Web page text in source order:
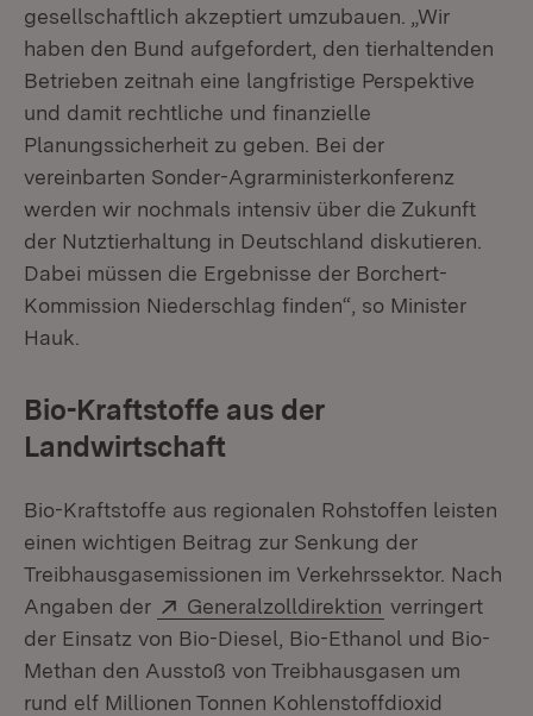
gesellschaftlich akzeptiert umzubauen. „Wir
haben den Bund aufgefordert, den tierhaltenden
Betrieben zeitnah eine langfristige Perspektive
und damit rechtliche und finanzielle
Planungssicherheit zu geben. Bei der
vereinbarten Sonder-Agrarministerkonferenz
werden wir nochmals intensiv über die Zukunft
der Nutztierhaltung in Deutschland diskutieren.
Dabei müssen die Ergebnisse der Borchert-
Kommission Niederschlag finden“, so Minister
Hauk.
Bio-Kraftstoffe aus der
Landwirtschaft
Bio-Kraftstoffe aus regionalen Rohstoffen leisten
einen wichtigen Beitrag zur Senkung der
Treibhausgasemissionen im Verkehrssektor. Nach
Angaben der
Extern:
Generalzolldirektion (Öffnet in
verringert
der Einsatz von Bio-Diesel, Bio-Ethanol und Bio-
Methan den Ausstoß von Treibhausgasen um
rund elf Millionen Tonnen Kohlenstoffdioxid